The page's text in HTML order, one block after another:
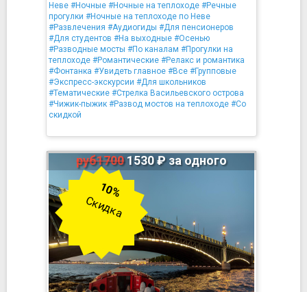
Неве #Ночные #Ночные на теплоходе #Речные
прогулки #Ночные на теплоходе по Неве
#Развлечения #Аудиогиды #Для пенсионеров
#Для студентов #На выходные #Осенью
#Разводные мосты #По каналам #Прогулки на
теплоходе #Романтические #Релакс и романтика
#Фонтанка #Увидеть главное #Все #Групповые
#Экспресс-экскурсии #Для школьников
#Тематические #Стрелка Васильевского острова
#Чижик-пыжик #Развод мостов на теплоходе #Со
скидкой
руб17001530 ₽ за одного
10%
Скидка